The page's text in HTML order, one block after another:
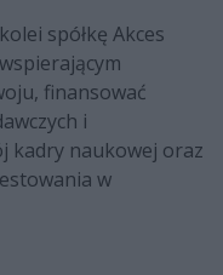
spółkę Akces
finansować
i
kadry naukowej oraz
w